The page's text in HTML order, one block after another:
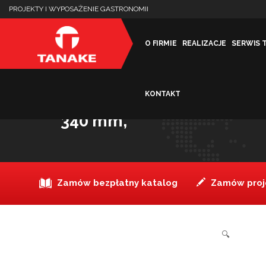
PROJEKTY I WYPOSAŻENIE GASTRONOMII
O FIRMIE REALIZACJE SERWIS
KONTAKT
340 mm,
Zamów bezpłatny katalog Zamów
🔍